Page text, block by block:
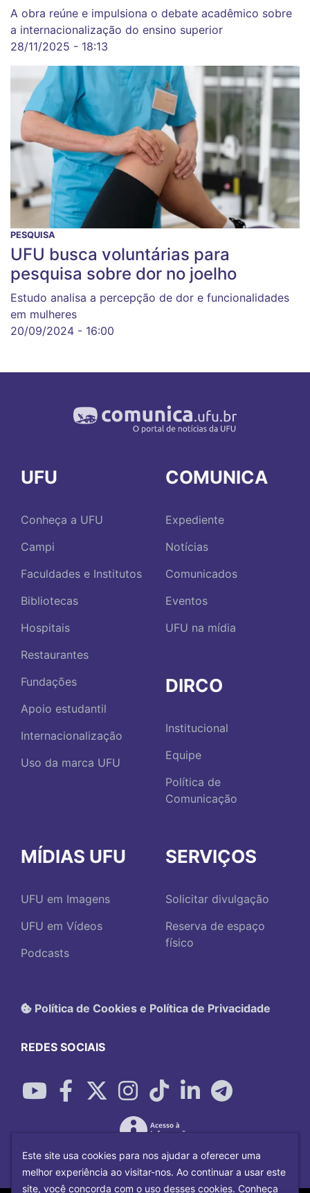
A obra reúne e impulsiona o debate acadêmico sobre
a internacionalização do ensino superior
28/11/2025 - 18:13
PESQUISA
UFU busca voluntárias para
pesquisa sobre dor no joelho
Estudo analisa a percepção de dor e funcionalidades
em mulheres
20/09/2024 - 16:00
UFU
Conheça a UFU
Campi
Faculdades e Institutos
Bibliotecas
Hospitais
Restaurantes
Fundações
Apoio estudantil
Internacionalização
Uso da marca UFU
COMUNICA
Expediente
Notícias
Comunicados
Eventos
UFU na mídia
DIRCO
Institucional
Equipe
Política de
Comunicação
MÍDIAS UFU
UFU em Imagens
UFU em Vídeos
Podcasts
SERVIÇOS
Solicitar divulgação
Reserva de espaço
físico
Política de Cookies e Política de Privacidade
REDES SOCIAIS
Este site usa cookies para nos ajudar a oferecer uma
melhor experiência ao visitar-nos. Ao continuar a usar este
site, você concorda com o uso desses cookies. Conheça